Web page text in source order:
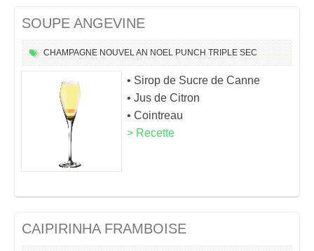
SOUPE ANGEVINE
CHAMPAGNE NOUVEL AN NOEL PUNCH TRIPLE SEC
• Sirop de Sucre de Canne
• Jus de Citron
• Cointreau
> Recette
CAIPIRINHA FRAMBOISE